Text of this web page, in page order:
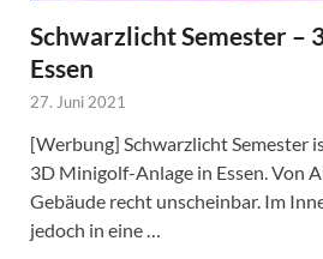
Schwarzlicht Semester –
Essen
27. Juni 2021
[Werbung] Schwarzlicht Semester
3D Minigolf-Anlage in Essen. Von
Gebäude recht unscheinbar. Im
jedoch in eine …